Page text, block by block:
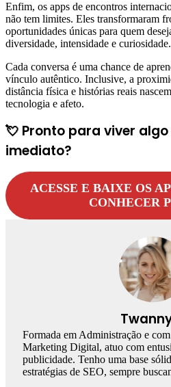
Enfim, os apps de encontros
não tem limites. Eles transformaram
oportunidades únicas para quem
diversidade, intensidade e curiosidade.
Cada conversa é uma chance de
vínculo autêntico. Inclusive, a
distância física e histórias reais
tecnologia e afeto.
💘 Pronto para viver
imediato?
ACESSE E BAIXE OS
CONHECER
Formada em Administração e
Marketing Digital, atuo com
publicidade. Tenho uma base
estratégias de SEO, sempre